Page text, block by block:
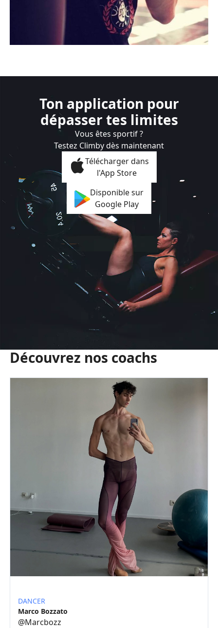
Ton application pour
dépasser tes limites
Vous êtes sportif ?
Testez Climby dès maintenant
Télécharger dans
l'App Store
Disponible sur
Google Play
Découvrez nos coachs
DANCER
Marco Bozzato
@Marcbozz